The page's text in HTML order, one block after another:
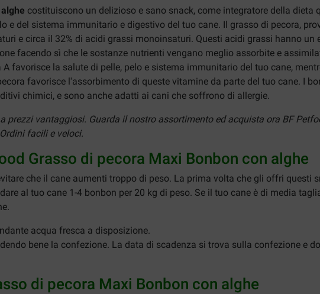
costituiscono un delizioso e sano snack, come integratore della dieta
e del sistema immunitario e digestivo del tuo cane. Il grasso di pecora,
e circa il 32% di acidi grassi monoinsaturi. Questi acidi grassi hanno
facendo sì che le sostanze nutrienti vengano meglio assorbite e
favorisce la salute di pelle, pelo e sistema immunitario del tuo cane,
favorisce l'assorbimento di queste vitamine da parte del tuo cane. I
chimici, e sono anche adatti ai cani che soffrono di allergie.
prezzi vantaggiosi. Guarda il nostro assortimento ed acquista ora BF
facili e veloci.
Grasso di pecora Maxi Bonbon con alghe
che il cane aumenti troppo di peso. La prima volta che gli offri questi
al tuo cane 1-4 bonbon per 20 kg di peso. Se il tuo cane è di media
acqua fresca a disposizione.
bene la confezione. La data di scadenza si trova sulla confezione e
di pecora Maxi Bonbon con alghe